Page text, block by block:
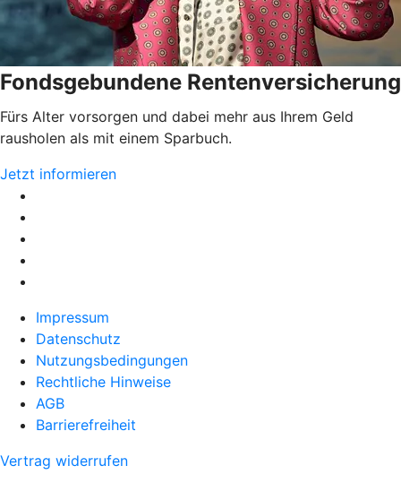
Fondsgebundene Rentenversicherung
Fürs Alter vorsorgen und dabei mehr aus Ihrem Geld
rausholen als mit einem Sparbuch.
Jetzt informieren
Impressum
Datenschutz
Nutzungsbedingungen
Rechtliche Hinweise
AGB
Barrierefreiheit
Vertrag widerrufen